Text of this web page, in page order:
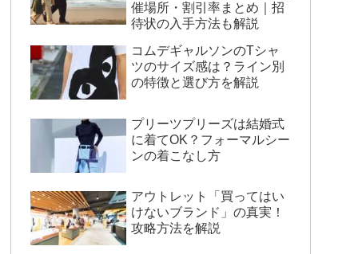
催場所・割引率まとめ｜招
待状の入手方法も解説
コムデギャルソンのTシャ
ツのサイズ感は？ライン別
の特徴と選び方を解説
プリーツプリーズは結婚式
に着てOK？フォーマルシー
ンの着こなし方
アウトレット「買ってはい
けないブランド」の真実！
攻略方法を解説